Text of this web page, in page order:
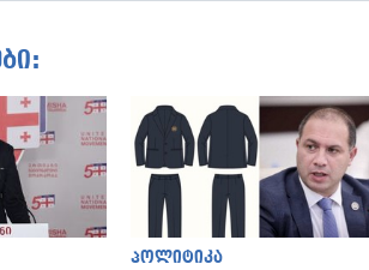
გადახედვა
პოლიტიკა